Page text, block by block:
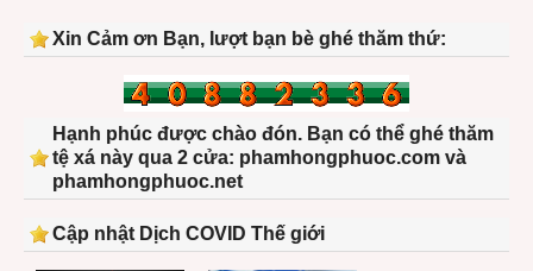
Xin Cảm ơn Bạn, lượt bạn bè ghé thăm thứ:
Hạnh phúc được chào đón. Bạn có thể ghé thăm
tệ xá này qua 2 cửa: phamhongphuoc.com và
phamhongphuoc.net
Cập nhật Dịch COVID Thế giới